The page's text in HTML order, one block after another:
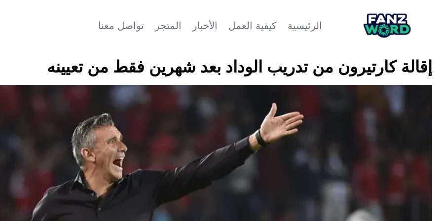
الرئيسية كيفية العمل الأخبار المتجر تواصل معنا
إقالة كارتيرون من تدريب الوداد بعد شهرين فقط من تعيينه